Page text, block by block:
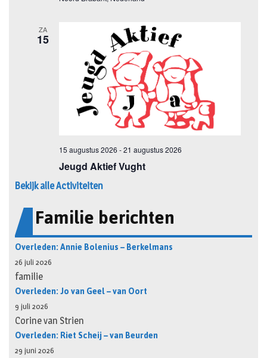
Bekijk alle Activiteiten
Familie berichten
Overleden: Annie Bolenius – Berkelmans
26 juli 2026
familie
Overleden: Jo van Geel – van Oort
9 juli 2026
Corine van Strien
Overleden: Riet Scheij – van Beurden
29 juni 2026